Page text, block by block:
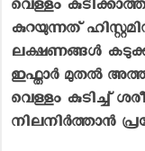
വെള്ളം
കുറയുന്നത്
ലക്ഷണങ്ങൾ
ഇഫ്താർ മുതൽ
വെള്ളം കുടിച്ച്
നിലനിർത്താൻ